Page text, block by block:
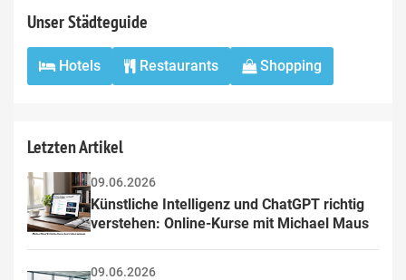
Unser Städteguide
Hotels Restaurants Shopping
Letzten Artikel
09.06.2026
Künstliche Intelligenz und ChatGPT richtig
verstehen: Online-Kurse mit Michael Maus
09.06.2026